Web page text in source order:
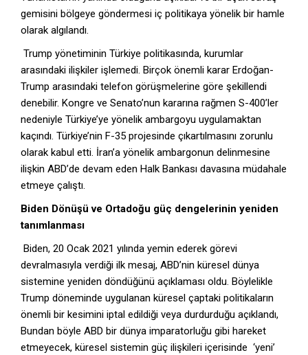
gemisini bölgeye göndermesi iç politikaya yönelik bir hamle
olarak algılandı.
Trump yönetiminin Türkiye politikasında, kurumlar
arasındaki ilişkiler işlemedi. Birçok önemli karar Erdoğan-
Trump arasındaki telefon görüşmelerine göre şekillendi
denebilir. Kongre ve Senato’nun kararına rağmen S-400’ler
nedeniyle Türkiye’ye yönelik ambargoyu uygulamaktan
kaçındı. Türkiye’nin F-35 projesinde çıkartılmasını zorunlu
olarak kabul etti. İran’a yönelik ambargonun delinmesine
ilişkin ABD’de devam eden Halk Bankası davasına müdahale
etmeye çalıştı.
Biden Dönüşü ve Ortadoğu güç dengelerinin yeniden
tanımlanması
Biden, 20 Ocak 2021 yılında yemin ederek görevi
devralmasıyla verdiği ilk mesaj, ABD’nin küresel dünya
sistemine yeniden döndüğünü açıklaması oldu. Böylelikle
Trump döneminde uygulanan küresel çaptaki politikaların
önemli bir kesimini iptal edildiği veya durdurduğu açıklandı,
Bundan böyle ABD bir dünya imparatorluğu gibi hareket
etmeyecek, küresel sistemin güç ilişkileri içerisinde ‘yeni’